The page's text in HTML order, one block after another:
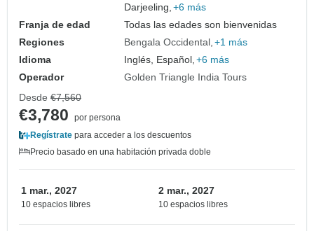
Darjeeling, +6 más
Franja de edad
Todas las edades son bienvenidas
Regiones
Bengala Occidental +1 más
Idioma
Inglés, Español, +6 más
Operador
Golden Triangle India Tours
Desde €7,560
€3,780
por persona
Regístrate para acceder a los descuentos
Precio basado en una habitación privada doble
1 mar., 2027
10 espacios libres
2 mar., 2027
10 espacios libres